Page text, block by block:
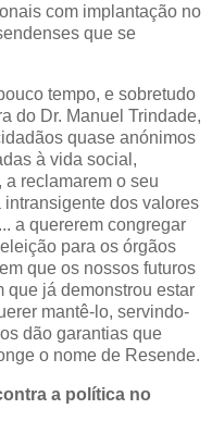
com implantação no
que se
tempo, e sobretudo
do Dr. Manuel Trindade,
quase anónimos
à vida social,
reclamarem o seu
dos valores
a quererem congregar
para os órgãos
que os nossos futuros
que já demonstrou estar
mantê-lo, servindo-
dão garantias que
o nome de Resende.
a política no